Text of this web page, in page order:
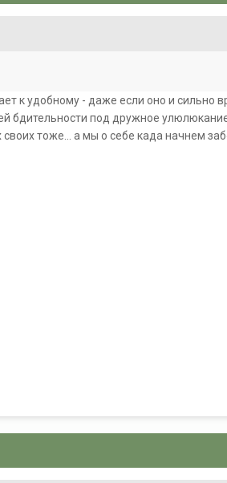
к удобному - даже если оно и сильно
бдительности под дружное
своих тоже... а мы о себе када начнем